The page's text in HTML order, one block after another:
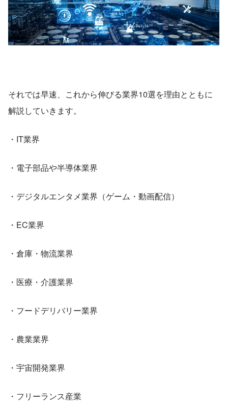
それでは早速、これから伸びる業界10選を理由とともに
解説していきます。
・IT業界
・電子部品や半導体業界
・デジタルエンタメ業界（ゲーム・動画配信）
・EC業界
・倉庫・物流業界
・医療・介護業界
・フードデリバリー業界
・農業業界
・宇宙開発業界
・フリーランス産業